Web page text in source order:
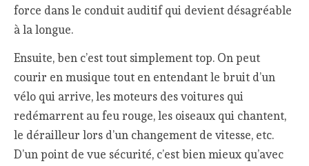
force dans le conduit auditif qui devient désagréable
à la longue.
Ensuite, ben c’est tout simplement top. On peut
courir en musique tout en entendant le bruit d’un
vélo qui arrive, les moteurs des voitures qui
redémarrent au feu rouge, les oiseaux qui chantent,
le dérailleur lors d’un changement de vitesse, etc.
D’un point de vue sécurité, c’est bien mieux qu’avec